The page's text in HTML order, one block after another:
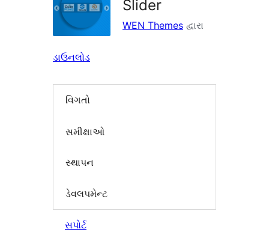
Slider
WEN Themes દ્વારા
ડાઉનલોડ
વિગતો
સમીક્ષાઓ
સ્થાપન
ડેવલપમેન્ટ
સપોર્ટ